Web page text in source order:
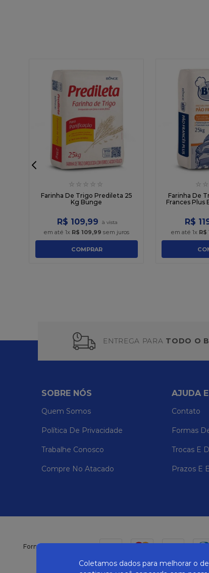
☆ ☆ ☆ ☆ ☆
Farinha De Trigo Predileta 25
Kg Bunge
R$ 109,99
em até1x R$ 109,99 sem juros
COMPRAR
☆ ☆
Farinha De
Frances Plus
R$
em até1x R$
ENTREGA PARA TODO O
SOBRE NÓS
Quem Somos
Política De Privacidade
Trabalhe Conosco
Compre No Atacado
AJUDA
Contato
Formas
Trocas E
Prazos E
Formas de pagamento
Coletamos dados para melhorar o